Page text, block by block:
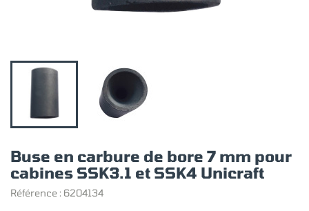
Buse en carbure de bore 7 mm pour
cabines SSK3.1 et SSK4 Unicraft
Référence : 6204134